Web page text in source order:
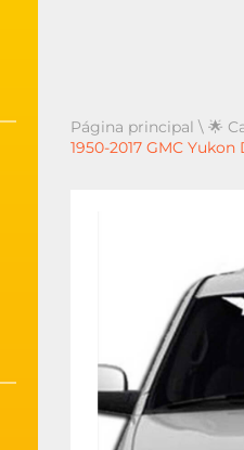
Página principal \ 🌟
1950-2017 GMC